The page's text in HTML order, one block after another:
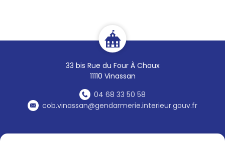
33 bis Rue du Four À Chaux
11110 Vinassan
04 68 33 50 58
cob.vinassan@gendarmerie.interieur.gouv.fr